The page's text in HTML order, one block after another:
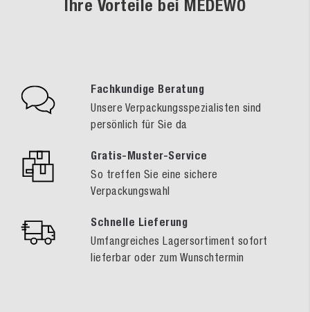
Ihre Vorteile bei MEDEWO
Fachkundige Beratung
Unsere Verpackungsspezialisten sind
persönlich für Sie da
Gratis-Muster-Service
So treffen Sie eine sichere
Verpackungswahl
Schnelle Lieferung
Umfangreiches Lagersortiment sofort
lieferbar oder zum Wunschtermin